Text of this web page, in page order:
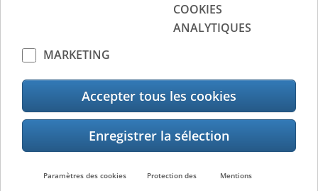
Pilotes et actualisations
TPCL Windows Driver Ver. 2024.2 M-1
TPCL-drv_v11.10.0
Documents
BR BX400 series TTCH
BR BX400 series TTCH ENG
COOKIES
ANALYTIQUES
MARKETING
Accepter tous les cookies
Paramètres des cookies
Protection des
Mentions